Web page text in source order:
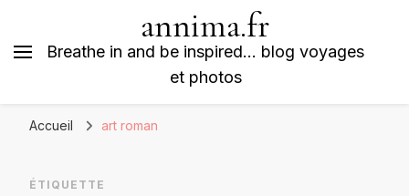
annima.fr
Breathe in and be inspired… blog voyages
et photos
Accueil art roman
ÉTIQUETTE